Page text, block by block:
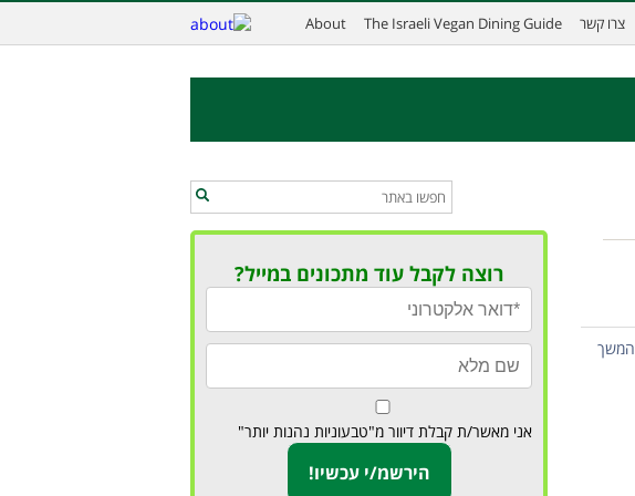
צרו קשר The Israeli Vegan Dining Guide
About
המשך
רוצה לקבל עוד מתכונים במייל?
אני מאשר/ת קבלת דיוור מ"טבעוניות נהנות יותר"